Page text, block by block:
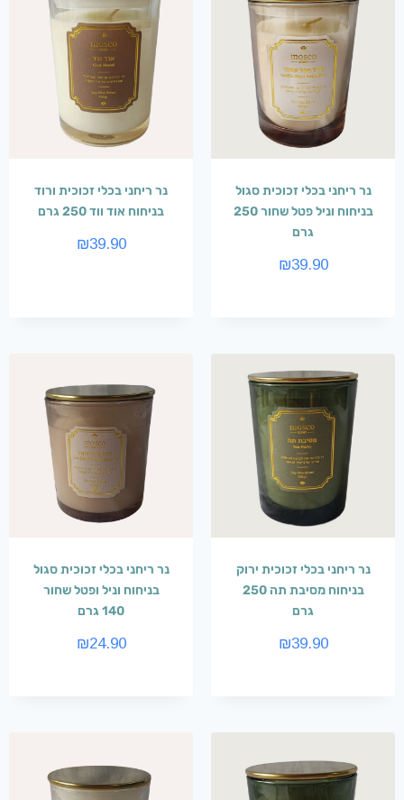
נר ריחני בכלי זכוכית סגול
בניחוח וניל פטל שחור 250
גרם
₪39.90
נר ריחני בכלי זכוכית ורוד
בניחוח אוד ווד 250 גרם
₪39.90
נר ריחני בכלי זכוכית ירוק
בניחוח מסיבת תה 250
גרם
₪39.90
נר ריחני בכלי זכוכית סגול
בניחוח וניל ופטל שחור
140 גרם
₪24.90